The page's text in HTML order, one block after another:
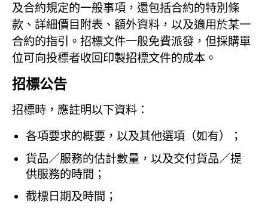
及合約規定的一般事項，還包括合約的特別條
款、詳細價目附表、額外資料，以及適用於某一
合約的指引。招標文件一般免費派發，但採購單
位可向投標者收回印製招標文件的成本。
招標公告
招標時，應註明以下資料：
各項要求的概要，以及其他選項（如有）；
貨品／服務的估計數量，以及交付貨品／提
供服務的時間；
截標日期及時間；